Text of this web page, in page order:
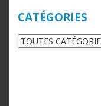
CATÉGORIES